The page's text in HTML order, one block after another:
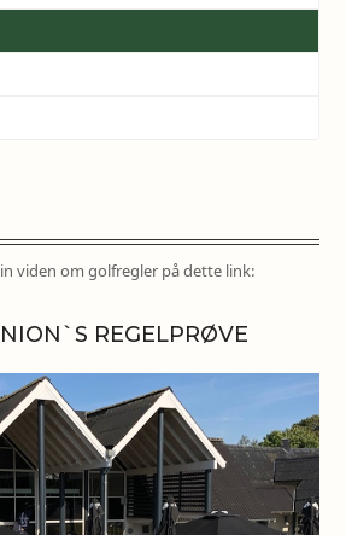
viden om golfregler på dette link:
REGELPRØVE